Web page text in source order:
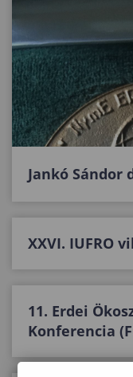
Jankó Sándor
XXVI. IUFRO
11. Erdei
Konferencia